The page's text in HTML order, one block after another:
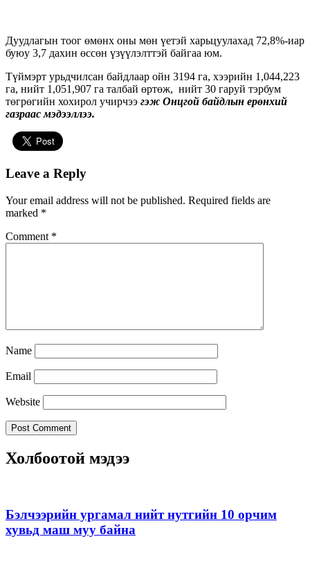
Дуудлагын тоог өмөнх оны мөн үетэй харьцуулахад 72,8%-иар
буюу 3,7 дахин өссөн үзүүлэлттэй байгаа юм.
Түймэрт урьдчилсан байдлаар ойн 3194 га, хээрийн 1,044,223
га, нийт 1,051,907 га талбай өртөж, нийт 30 гаруй тэрбум
төгрөгийн хохирол учирчээ гэж Онцгой байдлын ерөнхий
газраас мэдээллээ.
Leave a Reply
Your email address will not be published. Required fields are
marked *
Comment *
Name
Email
Website
Холбоотой мэдээ
Бэлчээрийн ургамал нийт нутгийн 10 орчим
хувьд маш муу байна